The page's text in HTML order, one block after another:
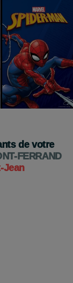
de votre
FERRAND
Jean